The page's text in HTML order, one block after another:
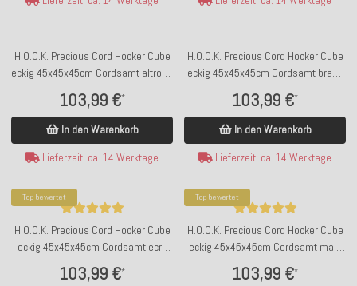
H.O.C.K. Precious Cord Hocker Cube
eckig 45x45x45cm Cordsamt altrosa
103,99 €*
In den Warenkorb
Lieferzeit: ca. 14 Werktage
H.O.C.K. Precious Cord Hocker Cube
eckig 45x45x45cm Cordsamt braun
103,99 €*
In den Warenkorb
Lieferzeit: ca. 14 Werktage
Top bewertet
H.O.C.K. Precious Cord Hocker Cube
eckig 45x45x45cm Cordsamt ecru
103,99 €*
Top bewertet
H.O.C.K. Precious Cord Hocker Cube
eckig 45x45x45cm Cordsamt maiz
103,99 €*